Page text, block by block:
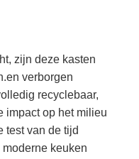
zijn deze kasten
verborgen
recyclebaar,
impact op het milieu
test van de tijd
keuken